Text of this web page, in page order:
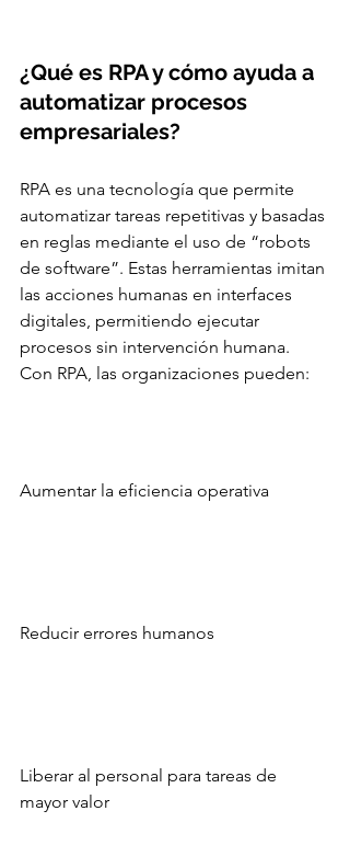
¿Qué es RPA y cómo ayuda a
automatizar procesos
empresariales?
RPA es una tecnología que permite
automatizar tareas repetitivas y basadas
en reglas mediante el uso de “robots
de software”. Estas herramientas imitan
las acciones humanas en interfaces
digitales, permitiendo ejecutar
procesos sin intervención humana.
Con RPA, las organizaciones pueden:
Aumentar la eficiencia operativa
Reducir errores humanos
Liberar al personal para tareas de
mayor valor